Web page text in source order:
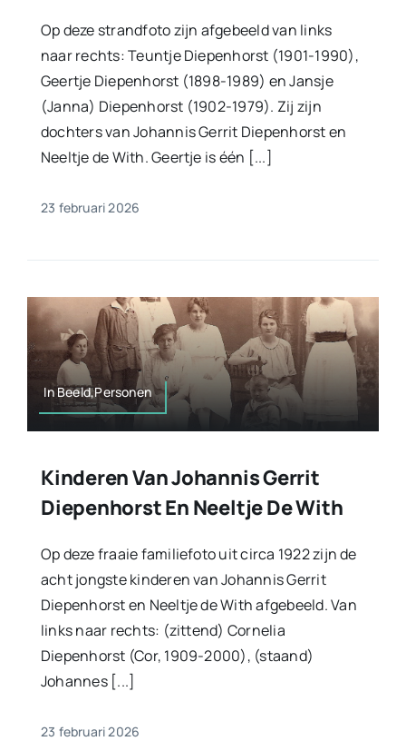
Op deze strandfoto zijn afgebeeld van links
naar rechts: Teuntje Diepenhorst (1901-1990),
Geertje Diepenhorst (1898-1989) en Jansje
(Janna) Diepenhorst (1902-1979). Zij zijn
dochters van Johannis Gerrit Diepenhorst en
Neeltje de With. Geertje is één [...]
23 februari 2026
In Beeld,Personen
Kinderen Van Johannis Gerrit
Diepenhorst En Neeltje De With
Op deze fraaie familiefoto uit circa 1922 zijn de
acht jongste kinderen van Johannis Gerrit
Diepenhorst en Neeltje de With afgebeeld. Van
links naar rechts: (zittend) Cornelia
Diepenhorst (Cor, 1909-2000), (staand)
Johannes [...]
23 februari 2026